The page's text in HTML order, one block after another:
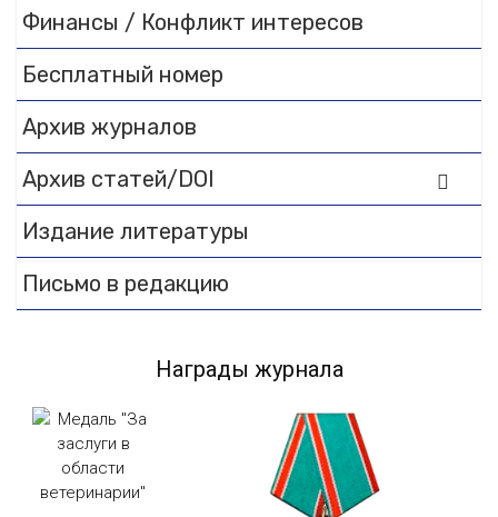
Финансы / Конфликт интересов
Бесплатный номер
Архив журналов
Архив статей/DOI
Издание литературы
Письмо в редакцию
Награды журнала